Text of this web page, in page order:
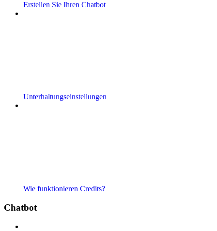
Erstellen Sie Ihren Chatbot
Unterhaltungseinstellungen
Wie funktionieren Credits?
Chatbot